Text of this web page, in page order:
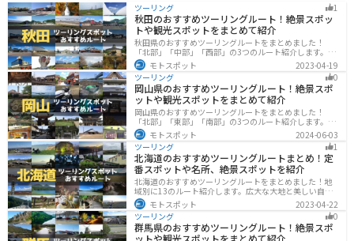
ツーリング 1
秋田のおすすめツーリングルート！絶景スポッ
トや観光スポットをまとめて紹介
秋田県のおすすめツーリングルートをまとめました！
「北部」「中部」「西部」の3つのルート紹介します。自
然豊かな山々や湖、温泉地が点在し、四季折々の景色を
楽しめるスポットが多数あります。バイクで秋田県にツ
ーリングに行く際は参考にしてください。
モトスポット
2023-04-19
ツーリング
0
岡山県のおすすめツーリングルート！絶景スポ
ットや観光スポットをまとめて紹介
岡山県のおすすめツーリングルートをまとめました！
「北部」「東部」「南部」の3つのルート紹介します。岡
山市や倉敷市など、歴史ある街並みも魅力的で、バイク
ツーリングに最適なスポットが多数あります。バイクで
岡山県にツーリングに行く際は参考にしてください。
モトスポット
2024-06-03
ツーリング
1
北海道のおすすめツーリングルートまとめ！定
番スポットや名所、絶景スポットを紹介
北海道のおすすめツーリングルートをまとめました！地
域別に13のルート紹介します。広大な大地と美しい自然
が広がり、四季折々の魅力を楽しめる観光スポットが数
多くあります。バイクで北海道にツーリングに行く際は
参考にしてください。
モトスポット
2023-04-22
ツーリング
0
群馬県のおすすめツーリングルート！絶景スポ
ットや観光スポットをまとめて紹介